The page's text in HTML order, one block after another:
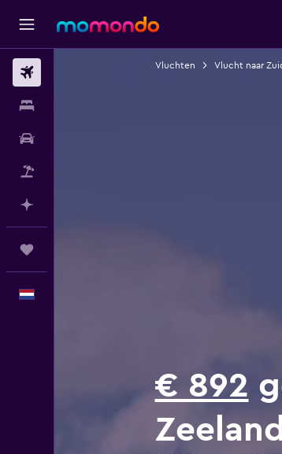
Vluchten Vlucht naar
€ 892
Zeeland